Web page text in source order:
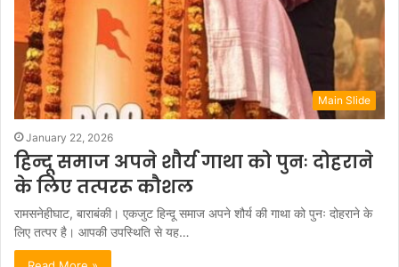
Main Slide
January 22, 2026
हिन्दू समाज अपने शौर्य गाथा को पुनः दोहराने
के लिए तत्पररू कौशल
रामसनेहीघाट, बाराबंकी। एकजुट हिन्दू समाज अपने शौर्य की गाथा को पुनः दोहराने के
लिए तत्पर है। आपकी उपस्थिति से यह…